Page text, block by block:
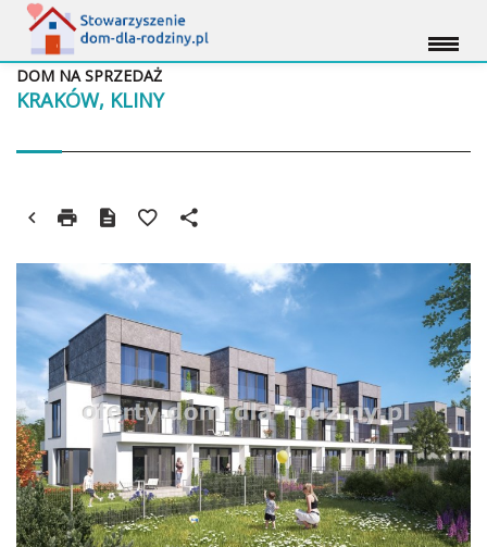
KRAKÓW, KLINY
DOM NA SPRZEDAŻ